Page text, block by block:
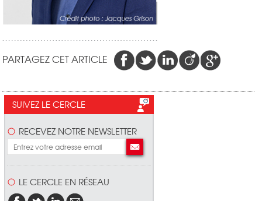
PARTAGEZ CET ARTICLE
SUIVEZ LE CERCLE
RECEVEZ NOTRE NEWSLETTER
LE CERCLE EN RÉSEAU